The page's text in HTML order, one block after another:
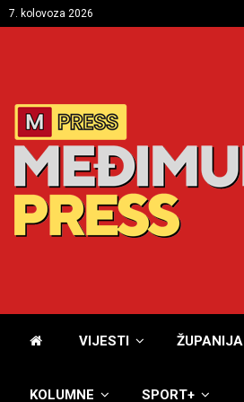
7. kolovoza 2026
VIJESTI ŽUPANIJA
KOLUMNE SPORT+